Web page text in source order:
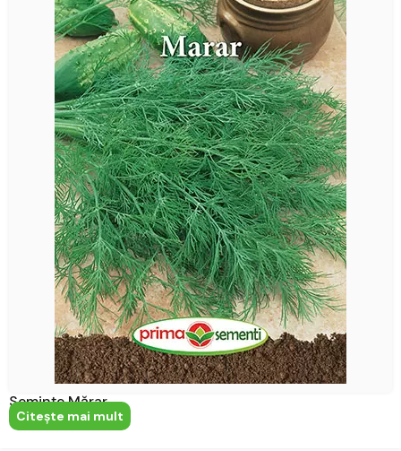
Semințe Mărar
Citeşte mai mult